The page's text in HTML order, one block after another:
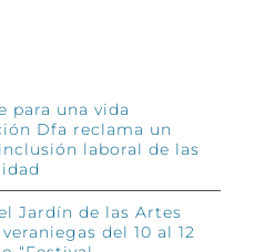
para una vida
Dfa reclama un
laboral de las
Jardín de las Artes
del 10 al 12